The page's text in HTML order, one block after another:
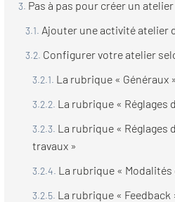
Pas à pas pour créer un atelier
Ajouter une activité atelier
Configurer votre atelier
La rubrique « Généraux »
La rubrique « Réglages
La rubrique « Réglages
travaux »
La rubrique « Modalités
La rubrique « Feedback